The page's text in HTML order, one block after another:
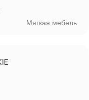
Мягкая мебель